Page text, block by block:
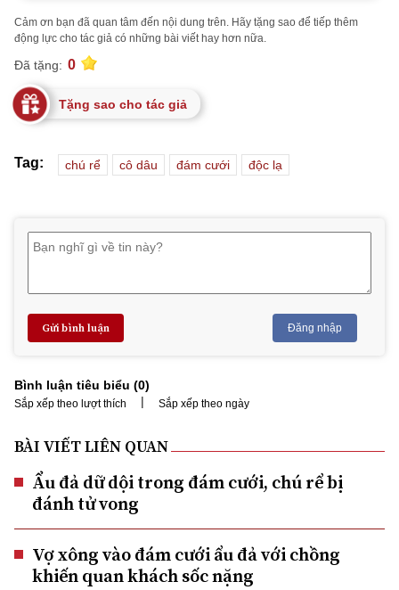
Cảm ơn bạn đã quan tâm đến nội dung trên. Hãy tặng sao để tiếp thêm
động lực cho tác giả có những bài viết hay hơn nữa.
Đã tặng: 0
Tặng sao cho tác giả
Tag: chú rể cô dâu đám cưới độc lạ
Gửi bình luận Đăng nhập
Bình luận tiêu biểu (0)
Sắp xếp theo lượt thích | Sắp xếp theo ngày
BÀI VIẾT LIÊN QUAN
Ẩu đả dữ dội trong đám cưới, chú rể bị
đánh tử vong
Vợ xông vào đám cưới ẩu đả với chồng
khiến quan khách sốc nặng